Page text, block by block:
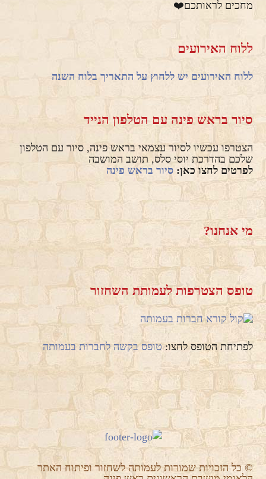
מחכים לראותכם❤️
ללוח האירועים
ללוח האירועים יש ללחוץ על התאריך בלוח השנה
סיור בראש פינה עם הטלפון הנייד
הצטרפו עכשיו לסיור עצמאי בראש פינה, סיור עם הטלפון
שלכם בהדרכת יוסי סלס, תושב המושבה
לפרטים לחצו כאן:סיור בראש פינה
מי אנחנו?
טופס הצטרפות לעמותת השחזור
לפתיחת הטופס לחצו:טופס בקשה לחברות בעמותה
© כל הזכויות שמורות לעמותה לשחזור ופיתוח האתר